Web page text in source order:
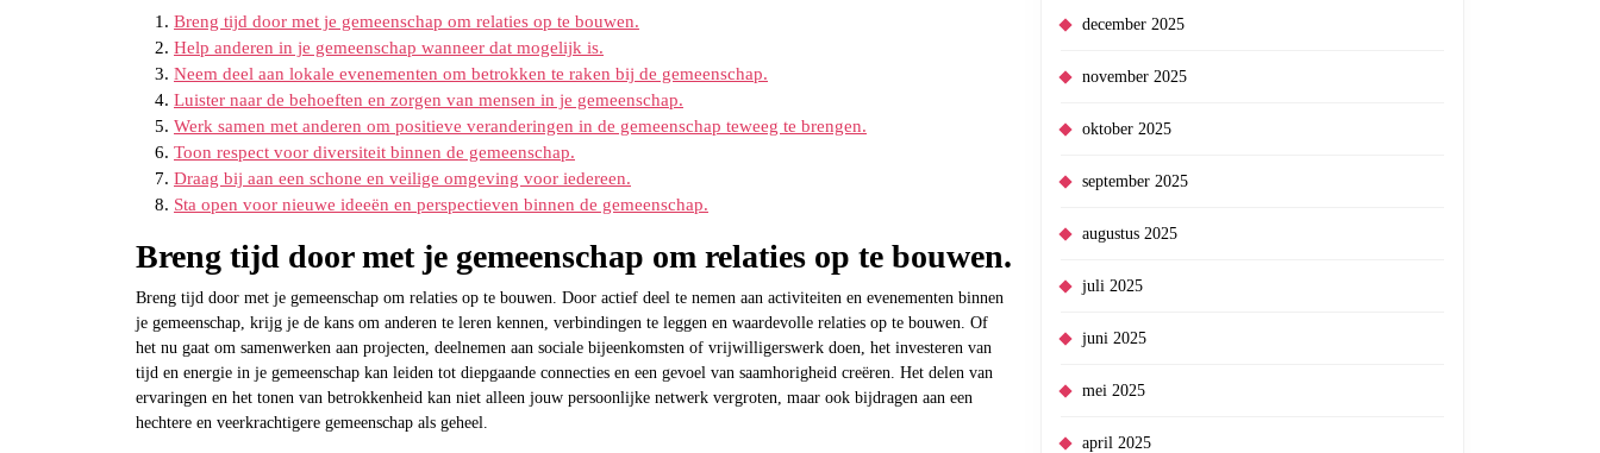
Breng tijd door met je gemeenschap om relaties op te bouwen.
Help anderen in je gemeenschap wanneer dat mogelijk is.
Neem deel aan lokale evenementen om betrokken te raken bij de gemeenschap.
Luister naar de behoeften en zorgen van mensen in je gemeenschap.
Werk samen met anderen om positieve veranderingen in de gemeenschap teweeg te brengen.
Toon respect voor diversiteit binnen de gemeenschap.
Draag bij aan een schone en veilige omgeving voor iedereen.
Sta open voor nieuwe ideeën en perspectieven binnen de gemeenschap.
Breng tijd door met je gemeenschap om relaties op te bouwen.
Breng tijd door met je gemeenschap om relaties op te bouwen. Door actief deel te nemen aan activiteiten en evenementen binnen
je gemeenschap, krijg je de kans om anderen te leren kennen, verbindingen te leggen en waardevolle relaties op te bouwen. Of
het nu gaat om samenwerken aan projecten, deelnemen aan sociale bijeenkomsten of vrijwilligerswerk doen, het investeren van
tijd en energie in je gemeenschap kan leiden tot diepgaande connecties en een gevoel van saamhorigheid creëren. Het delen van
ervaringen en het tonen van betrokkenheid kan niet alleen jouw persoonlijke netwerk vergroten, maar ook bijdragen aan een
hechtere en veerkrachtigere gemeenschap als geheel.
december 2025
november 2025
oktober 2025
september 2025
augustus 2025
juli 2025
juni 2025
mei 2025
april 2025